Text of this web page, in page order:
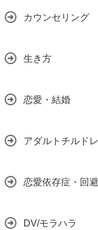
カウンセリング
生き方
恋愛・結婚
アダルトチルド
恋愛依存症・回
DV/モラハラ